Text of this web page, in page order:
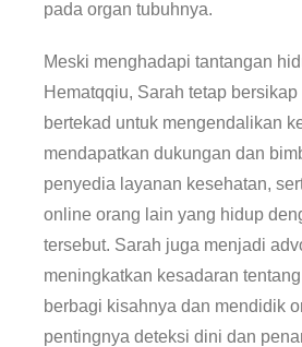
pada organ tubuhnya.
Meski menghadapi tantangan
Hematqqiu, Sarah tetap bersikap
bertekad untuk mengendalikan
mendapatkan dukungan dan
penyedia layanan kesehatan,
online orang lain yang hidup
tersebut. Sarah juga menjadi
meningkatkan kesadaran
berbagi kisahnya dan mendidik
pentingnya deteksi dini dan